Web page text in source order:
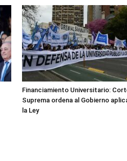
Financiamiento Universitario:
Suprema ordena al Gobierno
la Ley